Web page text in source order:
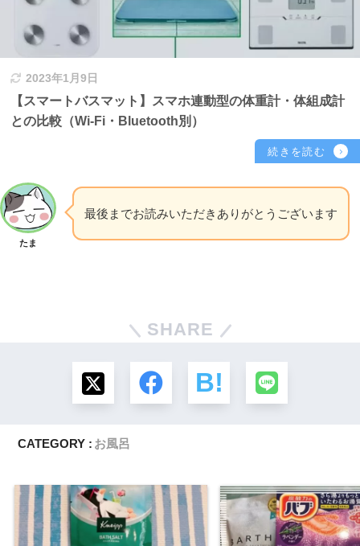
2023年1月9日
【スマートバスマット】スマホ連動型の体重計・体組成計
との比較（Wi-Fi・Bluetooth別）
たま
最後までお読みいただきありがとうございます
SHARE
CATEGORY : お風呂